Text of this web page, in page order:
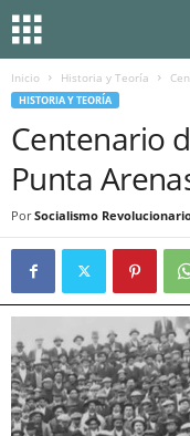
Inicio Historia y Teoría
HISTORIA Y TEORÍA
Centenario
Punta
Por Socialismo